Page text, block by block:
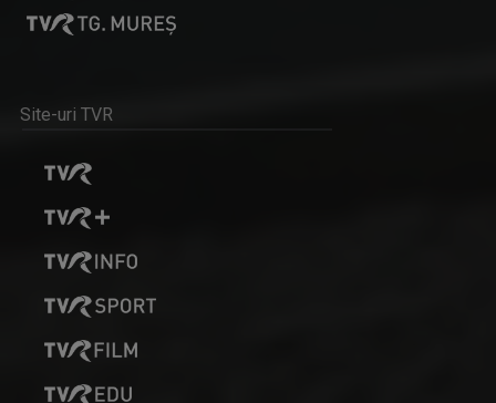
OPRE ROMA
IONUȚ GHEORGHE
Site-uri TVR